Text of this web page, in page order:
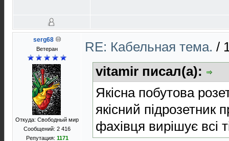
serg68
Ветеран
Откуда: Свободный мир
Сообщений: 2 416
Репутация: 1171
RE: Кабельная тема. /
vitamir писал(а):
Якісна побутова
якісний
фахівця вирішує всі